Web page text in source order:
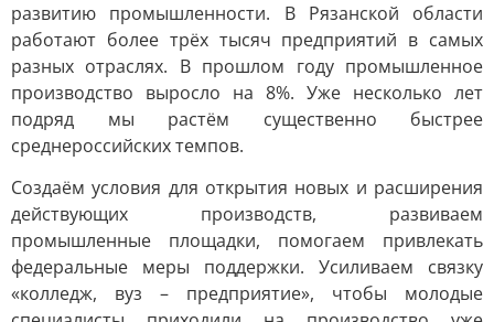
развитию промышленности. В Рязанской области
работают более трёх тысяч предприятий в самых
разных отраслях. В прошлом году промышленное
производство выросло на 8%. Уже несколько лет
подряд мы растём существенно быстрее
среднероссийских темпов.
Создаём условия для открытия новых и расширения
действующих производств, развиваем
промышленные площадки, помогаем привлекать
федеральные меры поддержки. Усиливаем связку
«колледж, вуз – предприятие», чтобы молодые